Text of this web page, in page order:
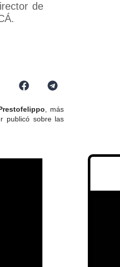
de
, más
publicó sobre las